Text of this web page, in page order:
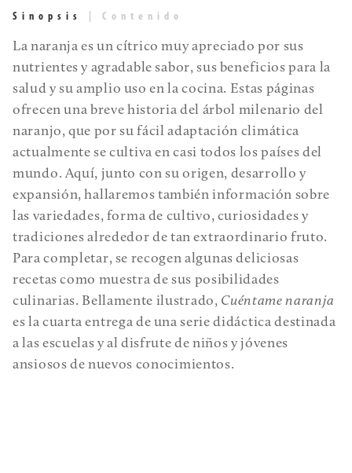
Sinopsis Contenido
La naranja es un cítrico muy apreciado por sus
nutrientes y agradable sabor, sus beneficios para la
salud y su amplio uso en la cocina. Estas páginas
ofrecen una breve historia del árbol milenario del
naranjo, que por su fácil adaptación climática
actualmente se cultiva en casi todos los países del
mundo. Aquí, junto con su origen, desarrollo y
expansión, hallaremos también información sobre
las variedades, forma de cultivo, curiosidades y
tradiciones alrededor de tan extraordinario fruto.
Para completar, se recogen algunas deliciosas
recetas como muestra de sus posibilidades
culinarias. Bellamente ilustrado, Cuéntame naranja
es la cuarta entrega de una serie didáctica destinada
a las escuelas y al disfrute de niños y jóvenes
ansiosos de nuevos conocimientos.